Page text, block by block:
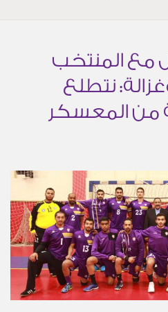
مع المنتخب
نتطلع
من المعسكر